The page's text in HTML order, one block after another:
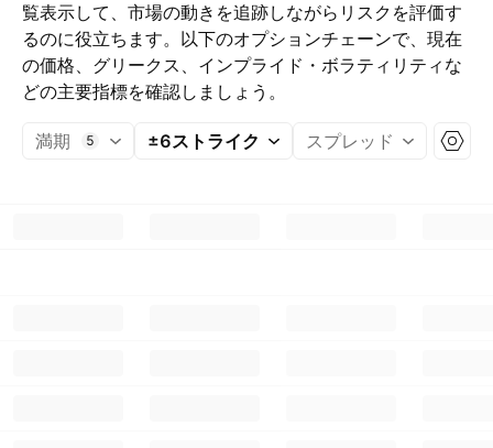
覧表示して、市場の動きを追跡しながらリスクを評価す
るのに役立ちます。以下のオプションチェーンで、現在
の価格、グリークス、インプライド・ボラティリティな
どの主要指標を確認しましょう。
満期 5 ±6ストライク スプレッド